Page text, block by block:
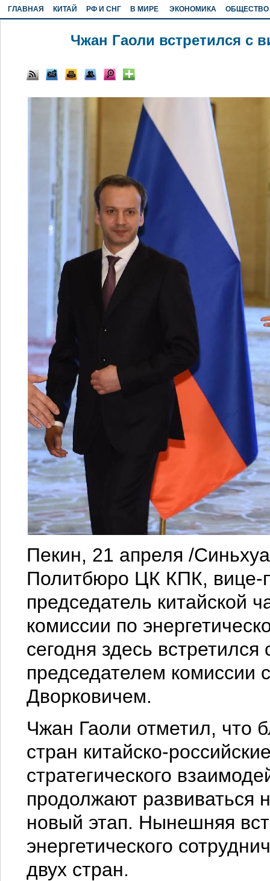
ГЛАВНАЯ КИТАЙ РФ И СНГ В МИРЕ ЭКОНОМИКА ОБЩЕСТВО
Чжан Гаоли встретился с
Пекин, 21 апреля /
Политбюро ЦК КПК, вице-
председатель китайской
комиссии по
сегодня здесь
председателем комиссии
Дворковичем.
Чжан Гаоли отметил, что
стран китайско-
стратегического
продолжают развиваться
новый этап. Нынешняя
энергетического
двух стран.